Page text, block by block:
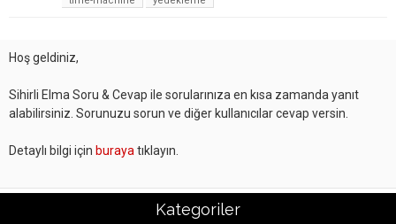
Hoş geldiniz,
Sihirli Elma Soru & Cevap ile sorularınıza en kısa zamanda yanıt
alabilirsiniz. Sorunuzu sorun ve diğer kullanıcılar cevap versin.
Detaylı bilgi için buraya tıklayın.
Kategoriler